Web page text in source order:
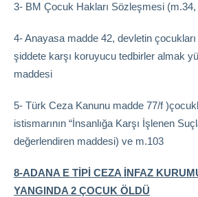
3- BM Çocuk Hakları Sözleşmesi (m.34,
4- Anayasa madde 42, devletin
şiddete karşı koruyucu tedbirler almak
maddesi
5- Türk Ceza Kanunu madde 77/f
istismarının “İnsanlığa Karşı İşlenen
değerlendiren maddesi) ve m.103
8-ADANA E TİPİ CEZA İNFAZ
YANGINDA 2 ÇOCUK ÖLDÜ